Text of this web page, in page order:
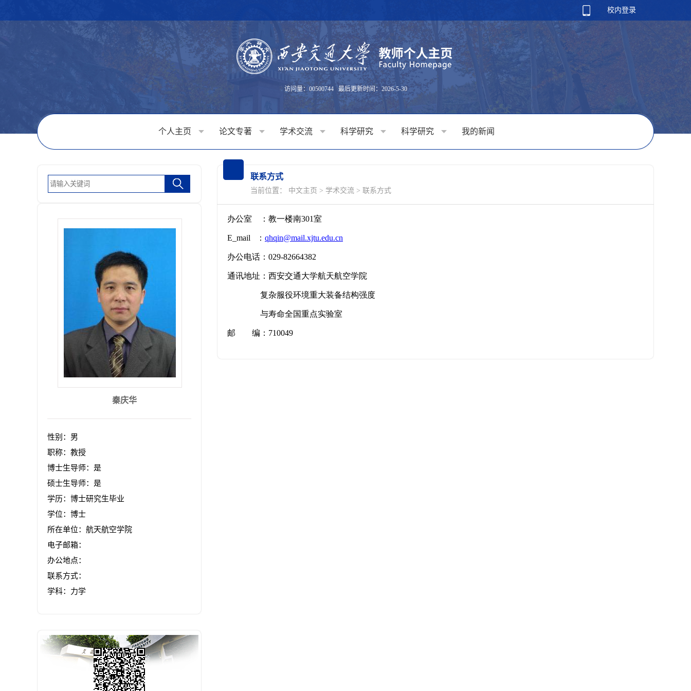
校内登录
访问量：00500744 最后更新时间： 2026-5-30
个人主页 论文专著 学术交流 科学研究 科学研究 我的新闻
秦庆华
性别：男
职称：教授
博士生导师：是
硕士生导师：是
学历：博士研究生毕业
学位：博士
所在单位：航天航空学院
电子邮箱：
办公地点：
联系方式：
学科：力学
联系方式
当前位置： 中文主页 > 学术交流 > 联系方式